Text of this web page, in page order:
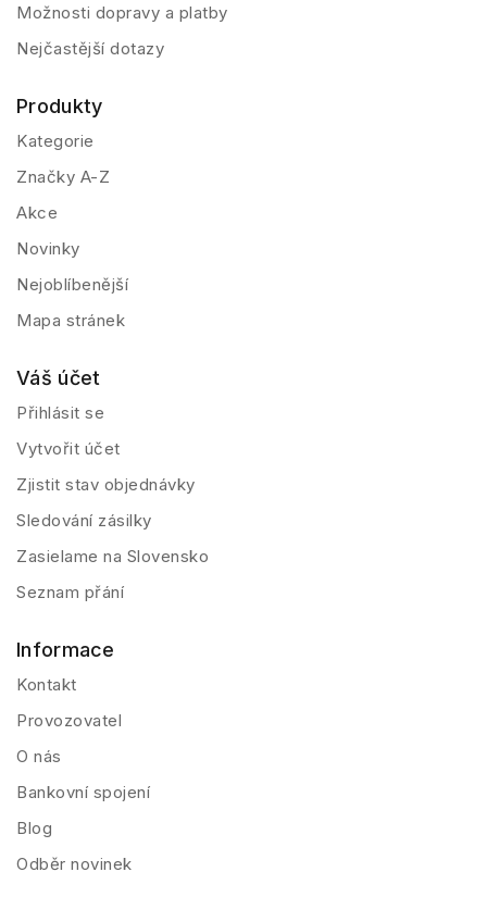
Možnosti dopravy a platby
Nejčastější dotazy
Produkty
Kategorie
Značky A-Z
Akce
Novinky
Nejoblíbenější
Mapa stránek
Váš účet
Přihlásit se
Vytvořit účet
Zjistit stav objednávky
Sledování zásilky
Zasielame na Slovensko
Seznam přání
Informace
Kontakt
Provozovatel
O nás
Bankovní spojení
Blog
Odběr novinek